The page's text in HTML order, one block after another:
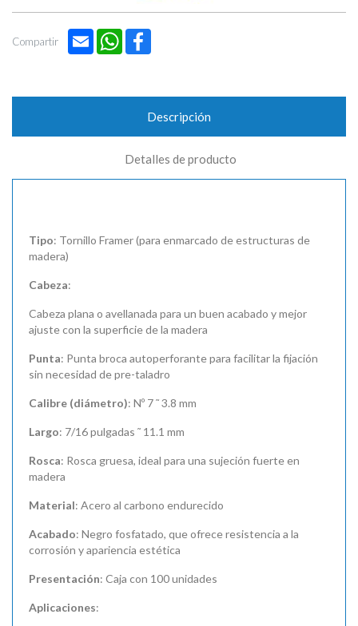
Compartir Email WhatsApp
Descripción
Detalles de producto
Tipo: Tornillo Framer (para enmarcado de estructuras de
madera)
Cabeza:
Cabeza plana o avellanada para un buen acabado y mejor
ajuste con la superficie de la madera
Punta: Punta broca autoperforante para facilitar la fijación
sin necesidad de pre-taladro
Calibre (diámetro): Nº 7 ˜ 3.8 mm
Largo: 7/16 pulgadas ˜ 11.1 mm
Rosca: Rosca gruesa, ideal para una sujeción fuerte en
madera
Material: Acero al carbono endurecido
Acabado: Negro fosfatado, que ofrece resistencia a la
corrosión y apariencia estética
Presentación: Caja con 100 unidades
Aplicaciones: